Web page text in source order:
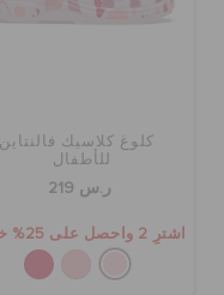
كلوغ كلاسيك فالنتاين
للأطفال
ر.س 219
اشترِ 2 واحصل على 25% خصم